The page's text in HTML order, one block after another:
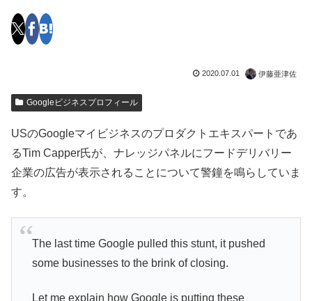
2020.07.01 伊藤亜津佐
Googleビジネスプロフィール
USのGoogleマイビジネスのプロダクトエキスパートであ
るTim Capper氏が、ナレッジパネルにフードデリバリー
企業の広告が表示されることについて警鐘を鳴らしていま
す。
The last time Google pulled this stunt, it pushed
some businesses to the brink of closing.
Let me explain how Google is putting these